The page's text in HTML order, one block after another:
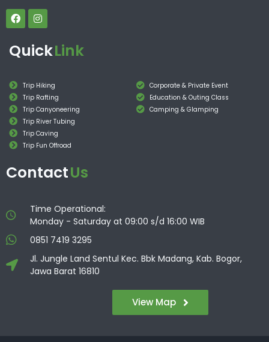
QuickLink
Trip Hiking
Trip Rafting
Trip Canyoneering
Trip River Tubing
Trip Caving
Trip Fun Offroad
Corporate & Private Event
Education & Outing Class
Camping & Glamping
ContactUs
Time Operational:
Monday - Saturday at 09:00 s/d 16:00 WIB
0851 7419 3295
Jl. Jungle Land Sentul Kec. Bbk Madang, Kab. Bogor,
Jawa Barat 16810
View Map